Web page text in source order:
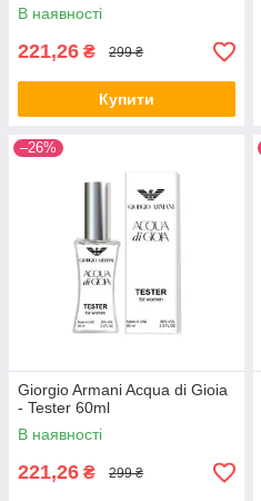
В наявності
221,26 ₴ 299 ₴
Купити
–26%
Giorgio Armani Acqua di Gioia
- Tester 60ml
В наявності
221,26 ₴ 299 ₴